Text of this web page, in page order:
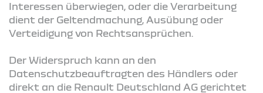
Interessen überwiegen, oder die Verarbeitung
dient der Geltendmachung, Ausübung oder
Verteidigung von Rechtsansprüchen.
Der Widerspruch kann an den
Datenschutzbeauftragten des Händlers oder
direkt an die Renault Deutschland AG gerichtet